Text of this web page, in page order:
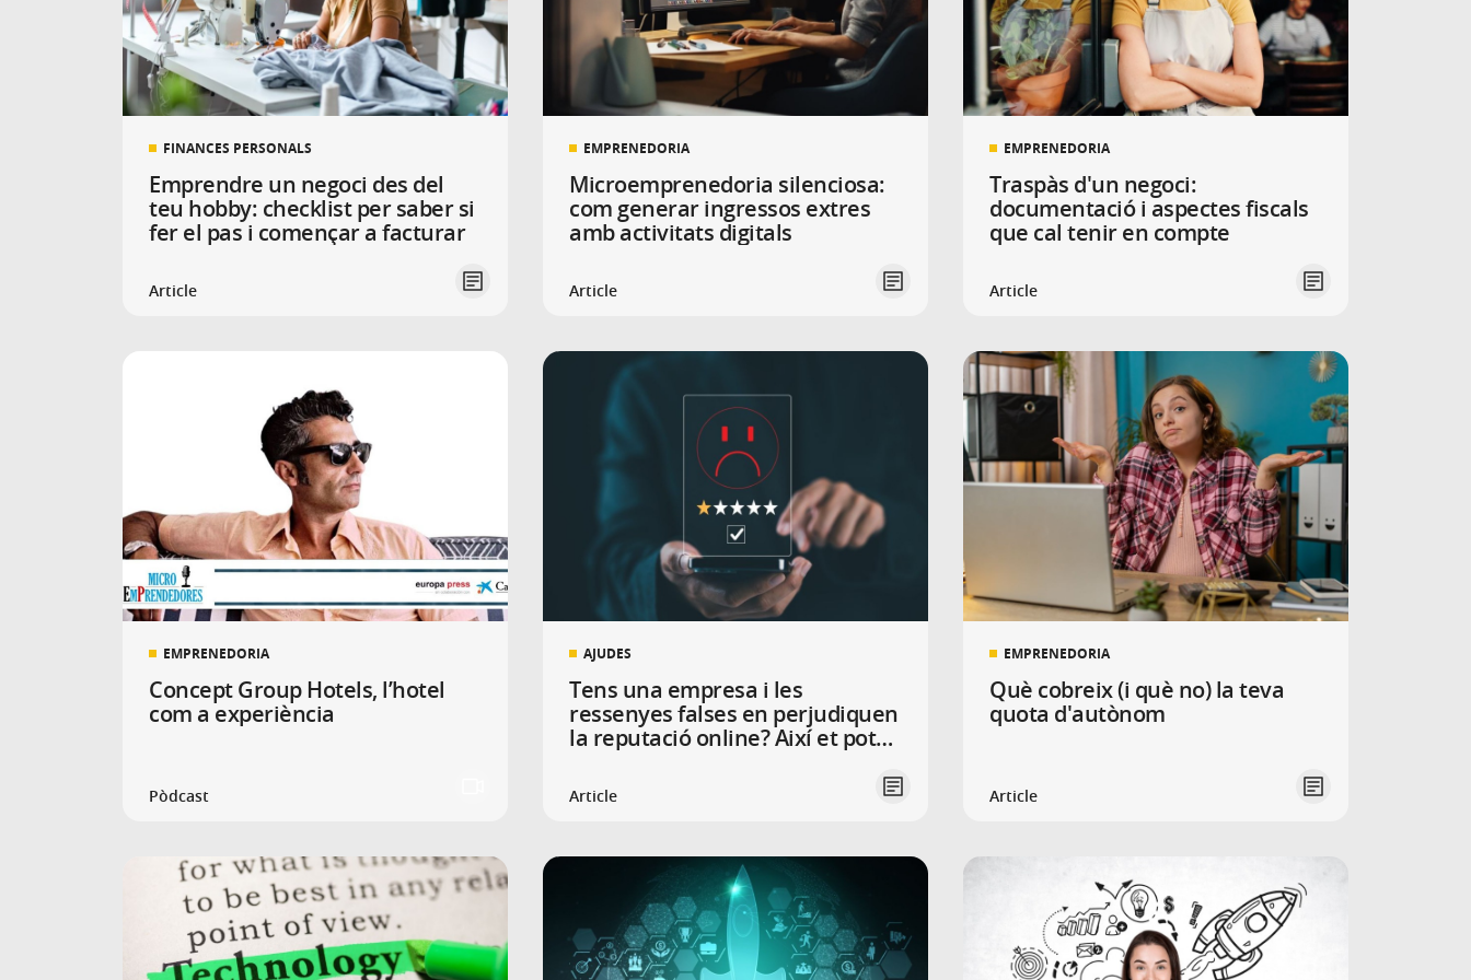
FINANCES PERSONALS
Emprendre un negoci des del
teu hobby: checklist per saber si
fer el pas i començar a facturar
Article
EMPRENEDORIA
Microemprenedoria silenciosa:
com generar ingressos extres
amb activitats digitals
Article
EMPRENEDORIA
Traspàs d'un negoci:
documentació i aspectes fiscals
que cal tenir en compte
Article
EMPRENEDORIA
Concept Group Hotels, l’hotel
com a experiència
Pòdcast
AJUDES
Tens una empresa i les
ressenyes falses en perjudiquen
la reputació online? Així et pots
Article
EMPRENEDORIA
Què cobreix (i què no) la teva
quota d'autònom
Article